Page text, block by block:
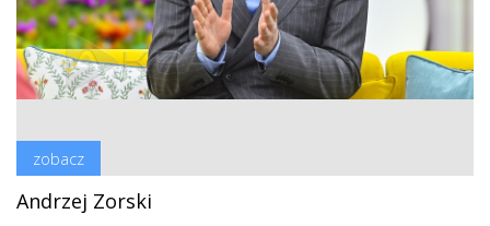
zobacz
Andrzej Zorski